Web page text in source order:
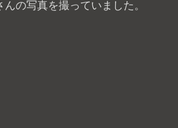
の写真を撮っていました。